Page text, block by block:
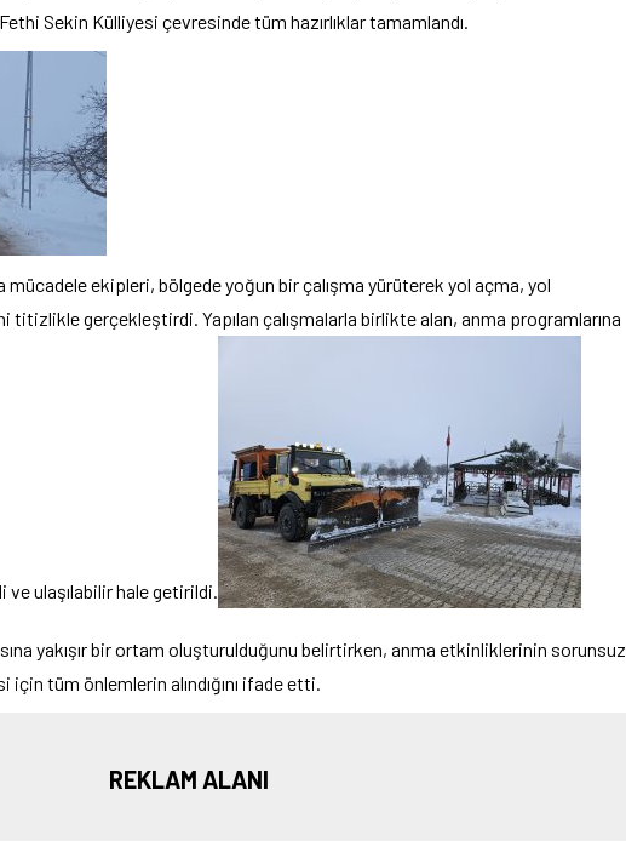
Sekin Külliyesi çevresinde tüm hazırlıklar tamamlandı.
mücadele ekipleri, bölgede yoğun bir çalışma yürüterek yol açma, yol
gerçekleştirdi. Yapılan çalışmalarla birlikte alan, anma programlarına
ulaşılabilir hale getirildi.
yakışır bir ortam oluşturulduğunu belirtirken, anma etkinliklerinin sorunsuz
tüm önlemlerin alındığını ifade etti.
REKLAM ALANI